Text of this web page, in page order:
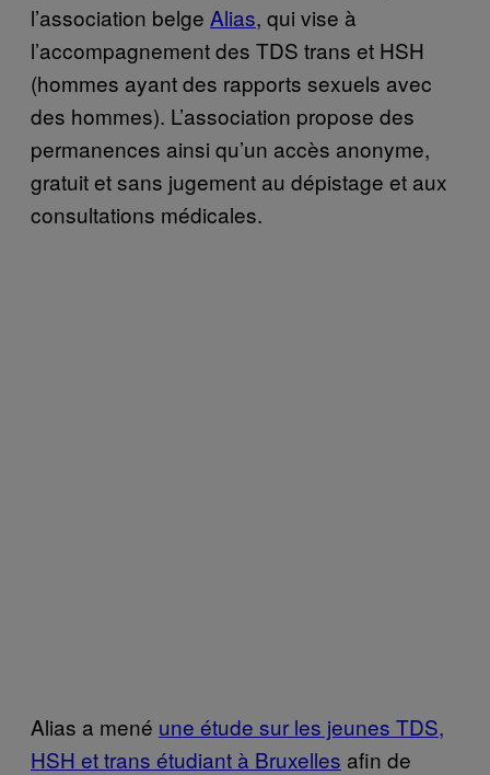
l’association belge Alias, qui vise à
l’accompagnement des TDS trans et HSH
(hommes ayant des rapports sexuels avec
des hommes). L’association propose des
permanences ainsi qu’un accès anonyme,
gratuit et sans jugement au dépistage et aux
consultations médicales.
Alias a mené une étude sur les jeunes TDS,
HSH et trans étudiant à Bruxelles afin de